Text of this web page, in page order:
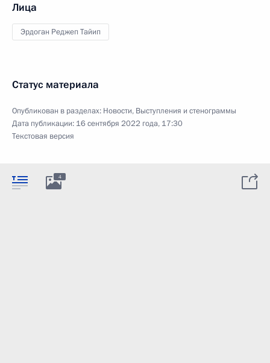
Лица
Эрдоган Реджеп Тайип
Статус материала
Опубликован в разделах: Новости, Выступления и стенограммы
Дата публикации: 16 сентября 2022 года, 17:30
Текстовая версия
4